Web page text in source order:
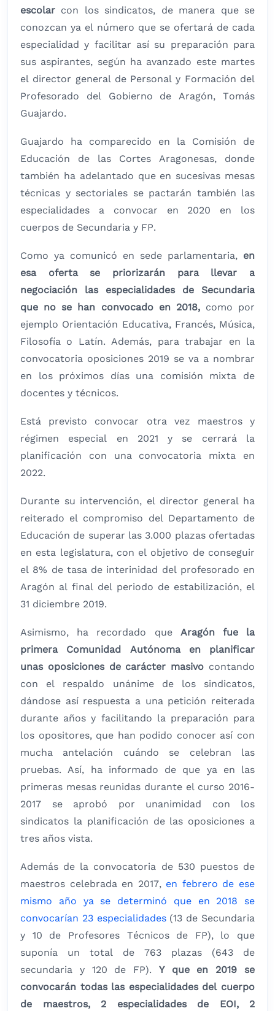
escolar con los sindicatos, de manera que se
conozcan ya el número que se ofertará de cada
especialidad y facilitar así su preparación para
sus aspirantes, según ha avanzado este martes
el director general de Personal y Formación del
Profesorado del Gobierno de Aragón, Tomás
Guajardo.
Guajardo ha comparecido en la Comisión de
Educación de las Cortes Aragonesas, donde
también ha adelantado que en sucesivas mesas
técnicas y sectoriales se pactarán también las
especialidades a convocar en 2020 en los
cuerpos de Secundaria y FP.
Como ya comunicó en sede parlamentaria, en
esa oferta se priorizarán para llevar a
negociación las especialidades de Secundaria
que no se han convocado en 2018, como por
ejemplo Orientación Educativa, Francés, Música,
Filosofía o Latín. Además, para trabajar en la
convocatoria oposiciones 2019 se va a nombrar
en los próximos días una comisión mixta de
docentes y técnicos.
Está previsto convocar otra vez maestros y
régimen especial en 2021 y se cerrará la
planificación con una convocatoria mixta en
2022.
Durante su intervención, el director general ha
reiterado el compromiso del Departamento de
Educación de superar las 3.000 plazas ofertadas
en esta legislatura, con el objetivo de conseguir
el 8% de tasa de interinidad del profesorado en
Aragón al final del periodo de estabilización, el
31 diciembre 2019.
Asimismo, ha recordado queAragón fue la
primera Comunidad Autónoma en planificar
unas oposiciones de carácter masivo contando
con el respaldo unánime de los sindicatos,
dándose así respuesta a una petición reiterada
durante años y facilitando la preparación para
los opositores, que han podido conocer así con
mucha antelación cuándo se celebran las
pruebas. Así, ha informado de que ya en las
primeras mesas reunidas durante el curso 2016-
2017 se aprobó por unanimidad con los
sindicatos la planificación de las oposiciones a
tres años vista.
Además de la convocatoria de 530 puestos de
maestros celebrada en 2017,en febrero de ese
mismo año ya se determinó que en 2018 se
convocarían 23 especialidades(13 de Secundaria
y 10 de Profesores Técnicos de FP), lo que
suponía un total de 763 plazas (643 de
secundaria y 120 de FP). Y que en 2019 se
convocarán todas las especialidades del cuerpo
de maestros, 2 especialidades de EOI, 2